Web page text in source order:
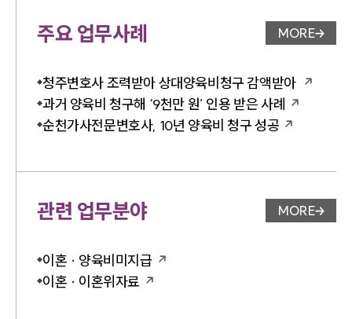
주요 업무사례 업무사례
MORE
청주변호사 조력받아 상대양육비청구 감액받아
과거 양육비 청구해 ‘9천만 원’ 인용 받은 사례
순천가사전문변호사, 10년 양육비 청구 성공
관련 업무분야 업무분야
MORE
이혼 · 양육비미지급
이혼 · 이혼위자료